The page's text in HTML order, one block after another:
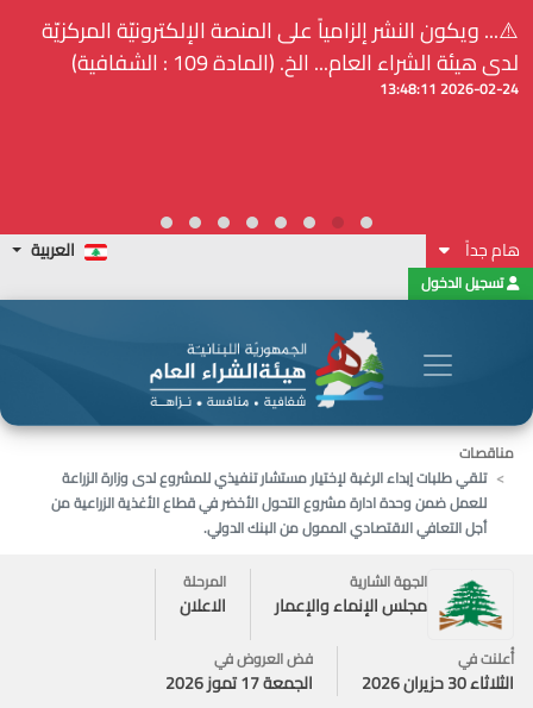
⚠️... ويكون النشر إلزامياً على المنصة الإلكترونيّة المركزيّة
لدى هيئة الشراء العام... الخ. (المادة 109 : الشفافية)
2026-02-24 13:48:11
هام جداً العربية
تسجيل الدخول
مناقصات
تلقي طلبات إبداء الرغبة لإختيار مستشار تنفيذي للمشروع لدى وزارة الزراعة
للعمل ضمن وحدة ادارة مشروع التحول الأخضر في قطاع الأغذية الزراعية من
أجل التعافي الاقتصادي الممول من البنك الدولي.
الجهة الشارية
مجلس الإنماء والإعمار
المرحلة
الاعلان
أُعلنت في
الثلاثاء 30 حزيران 2026
فض العروض في
الجمعة 17 تموز 2026